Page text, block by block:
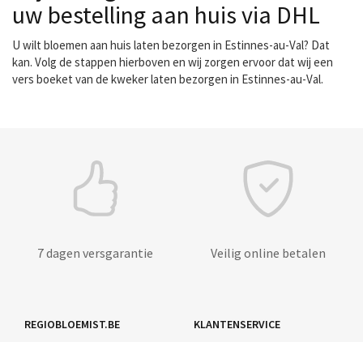
uw bestelling aan huis via DHL
U wilt bloemen aan huis laten bezorgen in Estinnes-au-Val? Dat
kan. Volg de stappen hierboven en wij zorgen ervoor dat wij een
vers boeket van de kweker laten bezorgen in Estinnes-au-Val.
7 dagen versgarantie Veilig online betalen
REGIOBLOEMIST.BE KLANTENSERVICE